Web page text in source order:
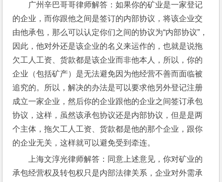
广州辛巴哥哥律师解答：如果你的矿业是一家登记
的企业，而你跟他之间是签订的内部协议，将该企业交
由他承包，那么可以认定你们之间的协议为“内部协议”，
因此，他对外还是该企业的名义来运作的，也就是说拖
欠工人工资、货款都是该企业而非他本人，所以，你的
企业（包括矿产）是无法避免因为他经营不善而面临被
追究的。所以，解决的办法是可以要求他另外登记注册
成立一家企业，然后你的企业跟他的企业之间签订承包
协议，这样，虽然该承包协议还是内部协议，但是是两
个主体，拖欠工人工资、货款都是他的那个企业，跟你
的企业无关，这样就可以避免受到牵连。
上海文淳光律师解答：同意上述意见，你对矿业的
承包经营权及转包权只是内部法律关系，企业对外需承